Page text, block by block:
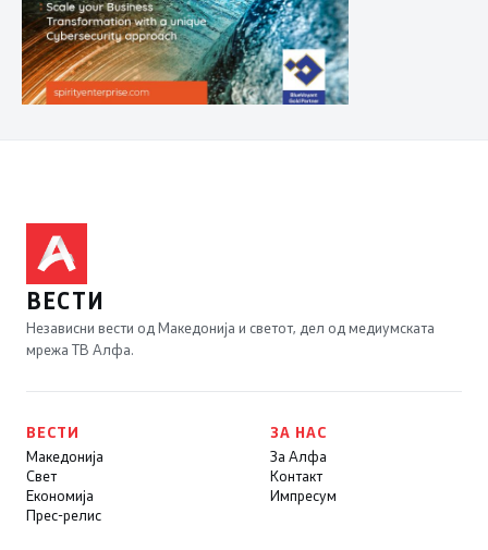
ВЕСТИ
Независни вести од Македонија и светот, дел од медиумската
мрежа ТВ Алфа.
ВЕСТИ
Македонија
Свет
Економија
Прес-релис
ЗА НАС
За Алфа
Контакт
Импресум